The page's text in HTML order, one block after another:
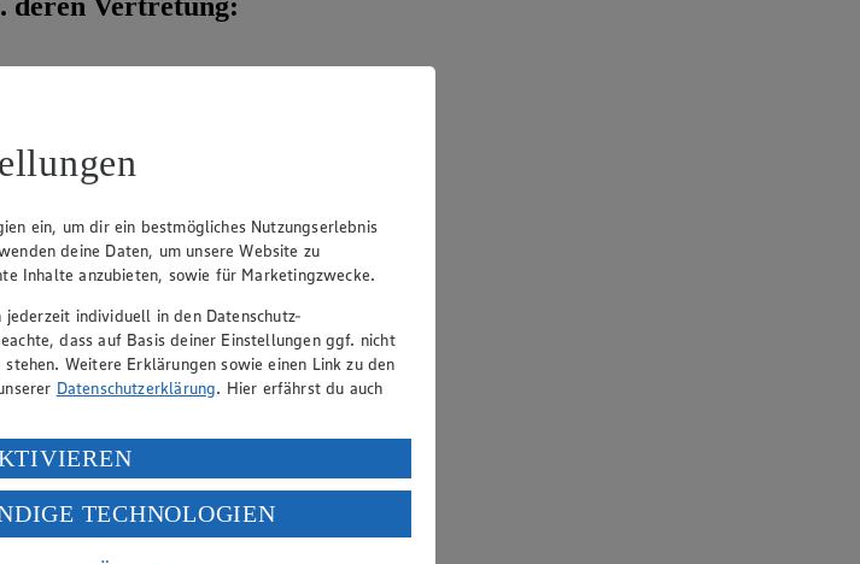
deren Vertretung:
ein, um dir ein bestmögliches Nutzungserlebnis
deine Daten, um unsere Website zu
Inhalte anzubieten, sowie für Marketingzwecke.
individuell in den Datenschutz-
dass auf Basis deiner Einstellungen ggf. nicht
Weitere Erklärungen sowie einen Link zu den
Datenschutzerklärung. Hier erfährst du auch
in den USA durch Facebook und YouTube:
im Sinne des Art. 49 Abs. 1 Satz 1 lit. a) DSGVO
werden. Der EuGH sieht die USA als Land mit
angemessenen Datenschutzniveau an. Es besteht das
TECHNOLOGIEN